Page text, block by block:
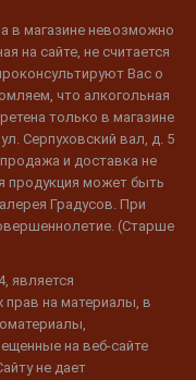
в магазине невозможно
на сайте, не считается
Вас о
что алкогольная
только в магазине
Серпуховский вал, д. 5
и доставка не
продукция может быть
Градусов. При
(Старше
является
на материалы, в
на веб-сайте
не дает